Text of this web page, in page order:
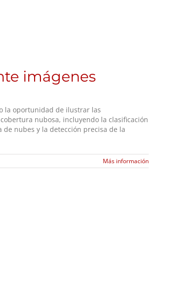
imágenes
la oportunidad de ilustrar las
nubosa, incluyendo la clasificación
nubes y la detección precisa de la
Más información